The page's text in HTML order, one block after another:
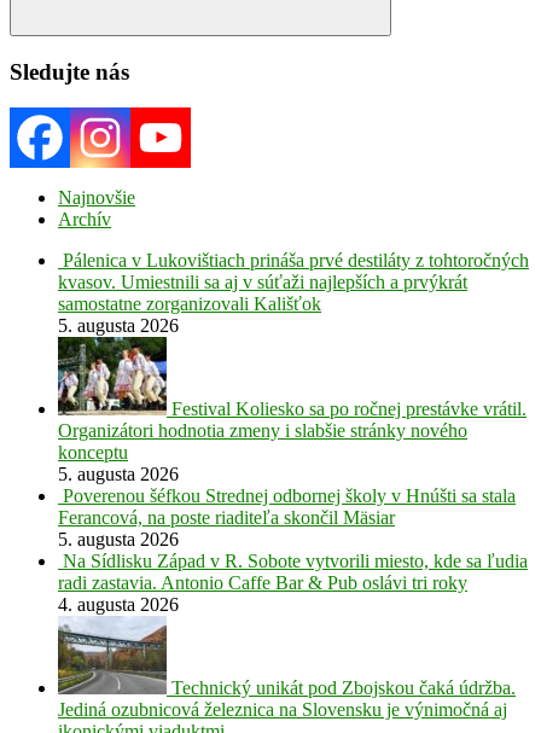
Search
Sledujte nás
Najnovšie
Archív
Pálenica v Lukovištiach prináša prvé destiláty z tohtoročných
kvasov. Umiestnili sa aj v súťaži najlepších a prvýkrát
samostatne zorganizovali Kališťok
5. augusta 2026
Festival Koliesko sa po ročnej prestávke vrátil.
Organizátori hodnotia zmeny i slabšie stránky nového
konceptu
5. augusta 2026
Poverenou šéfkou Strednej odbornej školy v Hnúšti sa stala
Ferancová, na poste riaditeľa skončil Mäsiar
5. augusta 2026
Na Sídlisku Západ v R. Sobote vytvorili miesto, kde sa ľudia
radi zastavia. Antonio Caffe Bar & Pub oslávi tri roky
4. augusta 2026
Technický unikát pod Zbojskou čaká údržba.
Jediná ozubnicová železnica na Slovensku je výnimočná aj